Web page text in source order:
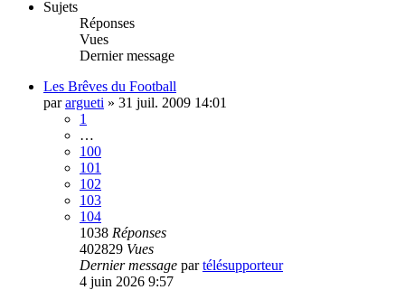
Sujets
Réponses
Vues
Dernier message
Les Brêves du Football
parargueti » 31 juil. 2009 14:01
1
…
100
101
102
103
104
1038 Réponses
402829 Vues
Dernier message partélésupporteur
4 juin 2026 9:57